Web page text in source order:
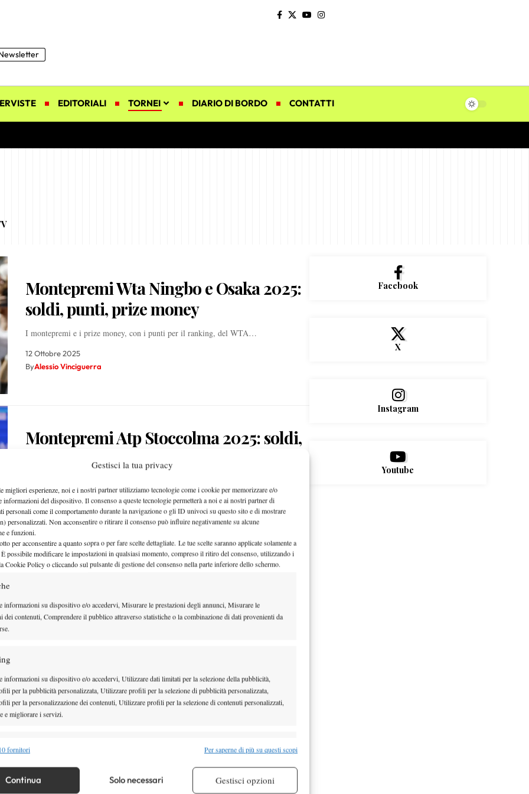
Gestisci la tua privacy
migliori esperienze, noi e i nostri partner utilizziamo tecnologie come i cookie per memorizzare e/o
informazioni del dispositivo. Il consenso a queste tecnologie permetterà a noi e ai nostri partner di
personali come il comportamento durante la navigazione o gli ID univoci su questo sito e di mostrare
personalizzati. Non acconsentire o ritirare il consenso può influire negativamente su alcune
e funzioni.
per acconsentire a quanto sopra o per fare scelte dettagliate. Le tue scelte saranno applicate solamente a
possibile modificare le impostazioni in qualsiasi momento, compreso il ritiro del consenso, utilizzando i
Cookie Policy o cliccando sul pulsante di gestione del consenso nella parte inferiore dello schermo.
informazioni su dispositivo e/o accedervi, Misurare le prestazioni degli annunci, Misurare le
dei contenuti, Comprendere il pubblico attraverso statistiche o la combinazione di dati provenienti da
informazioni su dispositivo e/o accedervi, Utilizzare dati limitati per la selezione della pubblicità,
per la pubblicità personalizzata, Utilizzare profili per la selezione di pubblicità personalizzata,
per la personalizzazione dei contenuti, Utilizzare profili per la selezione di contenuti personalizzati,
e migliorare i servizi.
i dispositivi in base alle informazioni trasmesse automaticamente.
fornitori Per saperne di più su questi scopi
Continua Solo necessari Gestisci opzioni
EDITORIALI TORNEI DIARIO DI BORDO CONTATTI
Montepremi Wta Ningbo e Osaka 2025:
soldi, punti, prize money
I montepremi e i prize money, con i punti per il ranking, del WTA…
12 Ottobre 2025
ByAlessio Vinciguerra
Montepremi Atp Stoccolma 2025: soldi,
punti ranking e prize money
12 Ottobre 2025
ByAlessio Vinciguerra
punti ranking e prize money
money e soldi per partecipazione e
vittoria
Il montepremi totale e il prize money del Six Kings Slam 2025, torneo esibizione…
Facebook
X
Instagram
Youtube